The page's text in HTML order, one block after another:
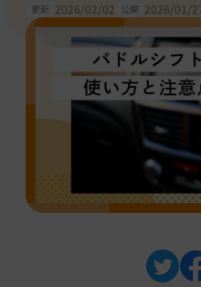
更新 2026/02/02 公開 2026/01/